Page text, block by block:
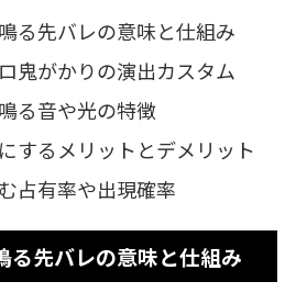
る先バレの意味と仕組み
鬼がかりの演出カスタム
る音や光の特徴
するメリットとデメリット
占有率や出現確率
る先バレの意味と仕組み